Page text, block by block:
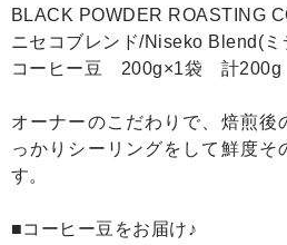
BLACK POWDER ROASTING
ニセコブレンド/Niseko Blend(ミ
コーヒー豆 200g×1袋 計200g
オーナーのこだわりで、焙煎後
っかりシーリングをして鮮度そ
す。
■コーヒー豆をお届け♪